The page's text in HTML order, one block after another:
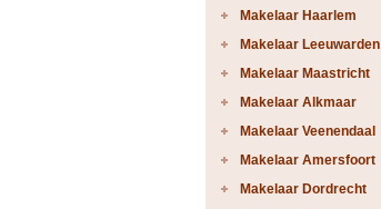
Makelaar Haarlem
Makelaar Leeuwarden
Makelaar Maastricht
Makelaar Alkmaar
Makelaar Veenendaal
Makelaar Amersfoort
Makelaar Dordrecht